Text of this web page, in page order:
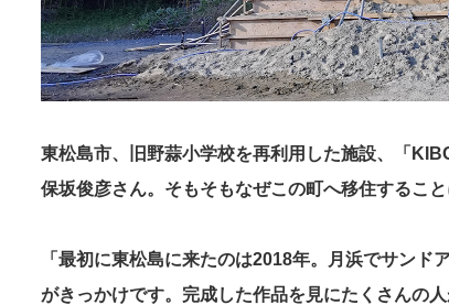
東松島市、旧野蒜小学校を再利用した施設、「
保坂俊彦さん。そもそもなぜこの町へ移住すること
「最初に東松島に来たのは2018年。月浜でサン
がきっかけです。完成した作品を見にたくさんの